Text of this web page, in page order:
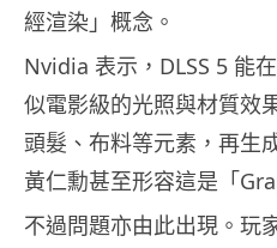
經渲染」概念。
Nvidia 表示，DLSS 5 能
似電影級的光照與材質效
頭髮、布料等元素，再生
黃仁勳甚至形容這是「
不過問題亦由此出現。玩